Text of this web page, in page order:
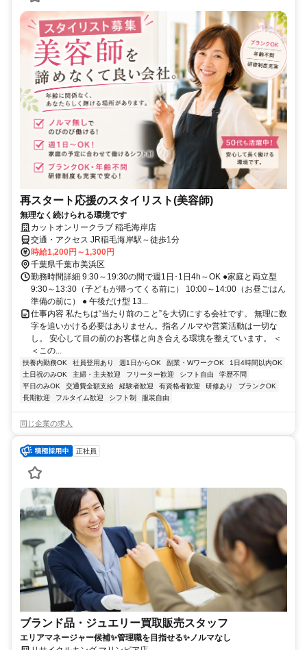
再スタート応援のスタイリスト(美容師)
無理なく続けられる環境です
カットオンリークラブ 稲毛海岸店
交通・アクセス JR稲毛海岸駅～徒歩1分
時給1,200円～1,300円
千葉県千葉市美浜区
勤務時間詳細 9:30～19:30の間で週1日･1日4h～OK ●家庭と両立型
9:30～13:30（子どもが帰ってくる前に） 10:00～14:00（お昼ごはん
準備の前に） ● 午後だけ型 13...
仕事内容 私たちは“当たり前のこと”を大切にする会社です。 無理に数
字を追いかける必要はありません。指名ノルマや営業活動は一切な
し。 安心して目の前のお客様と向き合える環境を整えています。 ＜
＜この...
扶養内勤務OK 社員登用あり 週1日からOK 副業・WワークOK
1日4時間以内OK
土日祝のみOK
主婦・主夫歓迎 フリーター歓迎 シフト自由
学歴不問
平日のみOK
交通費全額支給 経験者歓迎 有資格者歓迎 研修あり
ブランクOK
長期歓迎
フルタイム歓迎 シフト制 服装自由
同じ企業の求人
正社員
ブランド品・ジュエリー買取販売スタッフ
エリアマネージャー候補✨管理職を目指せる✨ノルマなし